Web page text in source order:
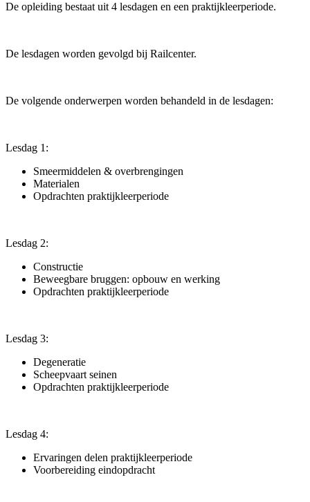
De opleiding bestaat uit 4 lesdagen en een praktijkleerperiode.
De lesdagen worden gevolgd bij Railcenter.
De volgende onderwerpen worden behandeld in de lesdagen:
Lesdag 1:
Smeermiddelen & overbrengingen
Materialen
Opdrachten praktijkleerperiode
Lesdag 2:
Constructie
Beweegbare bruggen: opbouw en werking
Opdrachten praktijkleerperiode
Lesdag 3:
Degeneratie
Scheepvaart seinen
Opdrachten praktijkleerperiode
Lesdag 4:
Ervaringen delen praktijkleerperiode
Voorbereiding eindopdracht